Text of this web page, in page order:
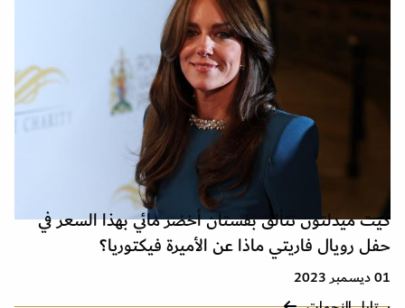
كيت ميدلتون تتألق بفستان أخضر مائي بهذا السعر في
حفل رويال فاريتي ماذا عن الأميرة فيكتوريا؟
01 ديسمبر 2023